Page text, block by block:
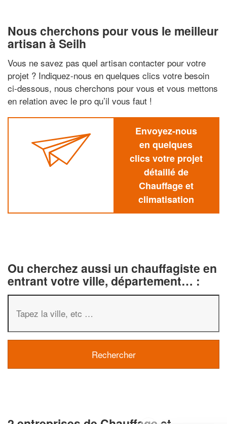
Nous cherchons pour vous le meilleur
artisan à Seilh
Vous ne savez pas quel artisan contacter pour votre
projet ? Indiquez-nous en quelques clics votre besoin
ci-dessous, nous cherchons pour vous et vous mettons
en relation avec le pro qu’il vous faut !
Envoyez-nous
en quelques
clics votre projet
détaillé de
Chauffage et
climatisation
Ou cherchez aussi un chauffagiste en
entrant votre ville, département… :